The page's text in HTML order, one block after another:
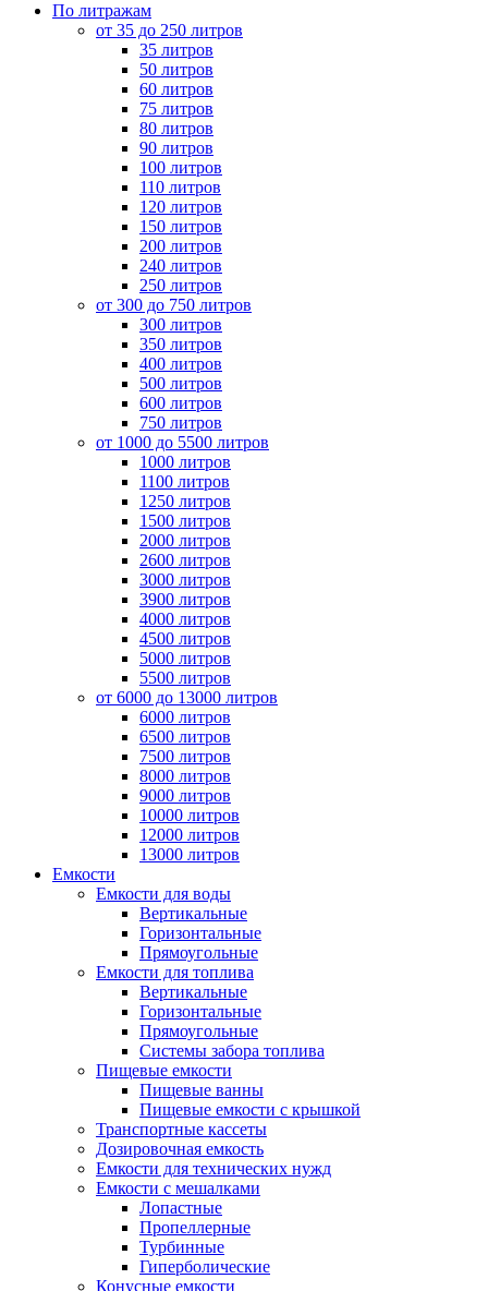
По литражам
от 35 до 250 литров
35 литров
50 литров
60 литров
75 литров
80 литров
90 литров
100 литров
110 литров
120 литров
150 литров
200 литров
240 литров
250 литров
от 300 до 750 литров
300 литров
350 литров
400 литров
500 литров
600 литров
750 литров
от 1000 до 5500 литров
1000 литров
1100 литров
1250 литров
1500 литров
2000 литров
2600 литров
3000 литров
3900 литров
4000 литров
4500 литров
5000 литров
5500 литров
от 6000 до 13000 литров
6000 литров
6500 литров
7500 литров
8000 литров
9000 литров
10000 литров
12000 литров
13000 литров
Емкости
Емкости для воды
Вертикальные
Горизонтальные
Прямоугольные
Емкости для топлива
Вертикальные
Горизонтальные
Прямоугольные
Системы забора топлива
Пищевые емкости
Пищевые ванны
Пищевые емкости с крышкой
Транспортные кассеты
Дозировочная емкость
Емкости для технических нужд
Емкости с мешалками
Лопастные
Пропеллерные
Турбинные
Гиперболические
Конусные емкости